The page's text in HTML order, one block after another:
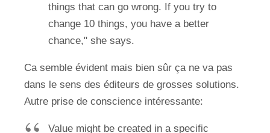
things that can go wrong. If you try to
change 10 things, you have a better
chance," she says.
Ca semble évident mais bien sûr ça ne va pas
dans le sens des éditeurs de grosses solutions.
Autre prise de conscience intéressante:
Value might be created in a specific